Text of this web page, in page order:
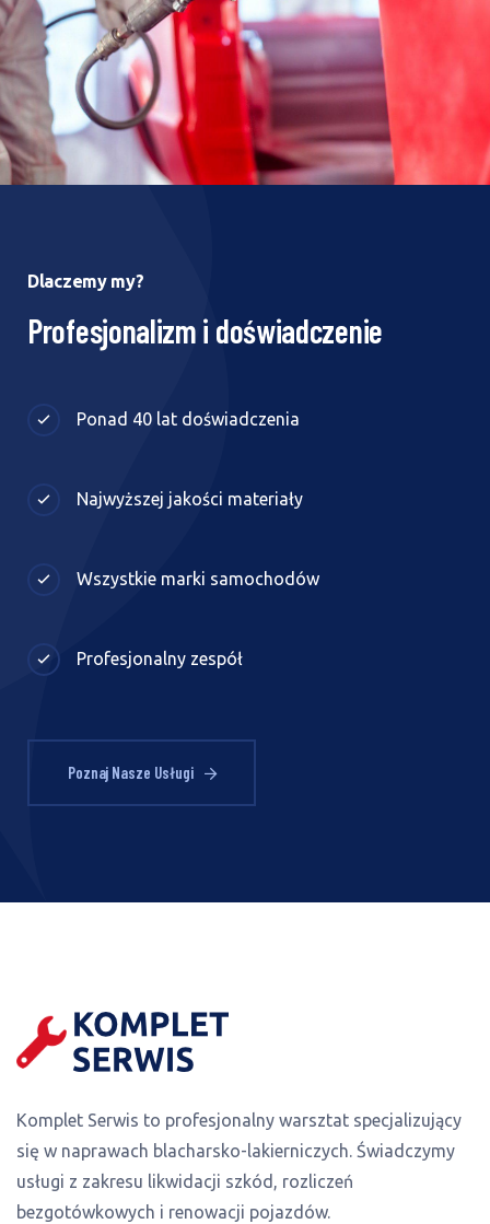
Dlaczemy my?
Profesjonalizm i doświadczenie
Ponad 40 lat doświadczenia
Najwyższej jakości materiały
Wszystkie marki samochodów
Profesjonalny zespół
Poznaj Nasze Usługi
Komplet Serwis to profesjonalny warsztat specjalizujący
się w naprawach blacharsko-lakierniczych. Świadczymy
usługi z zakresu likwidacji szkód, rozliczeń
bezgotówkowych i renowacji pojazdów.